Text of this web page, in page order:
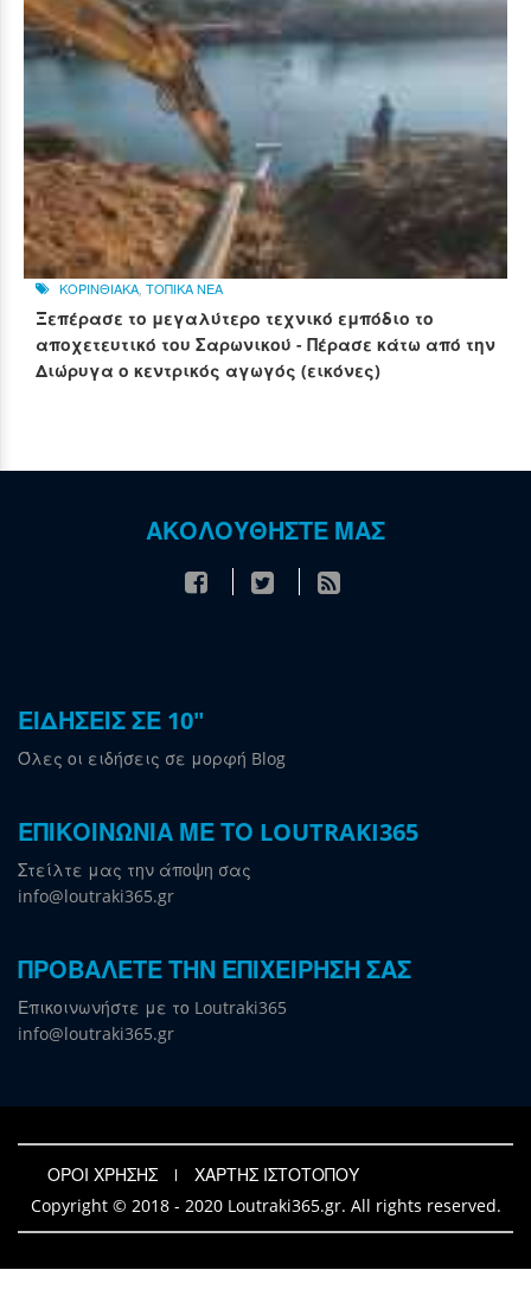
ΚΟΡΙΝΘΙΑΚΑ ΤΟΠΙΚΑ ΝΕΑ
Ξεπέρασε το μεγαλύτερο τεχνικό εμπόδιο το
αποχετευτικό του Σαρωνικού - Πέρασε κάτω από την
Διώρυγα ο κεντρικός αγωγός (εικόνες)
ΑΚΟΛΟΥΘΗΣΤΕ ΜΑΣ
ΕΙΔΗΣΕΙΣ ΣΕ 10"
Όλες οι ειδήσεις σε μορφή Blog
ΕΠΙΚΟΙΝΩΝΙΑ ΜΕ ΤΟ LOUTRAKI365
Στείλτε μας την άποψη σας
info@loutraki365.gr
ΠΡΟΒΑΛΕΤΕ ΤΗΝ ΕΠΙΧΕΙΡΗΣΗ ΣΑΣ
Επικοινωνήστε με το Loutraki365
info@loutraki365.gr
ΟΡΟΙ ΧΡΗΣΗΣ
ΧΑΡΤΗΣ ΙΣΤΟΤΟΠΟΥ
Copyright © 2018 - 2020 Loutraki365.gr. All rights reserved.